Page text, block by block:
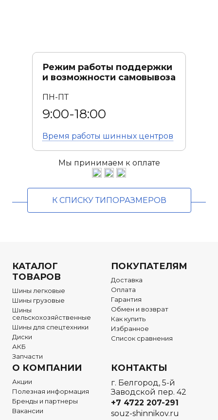
Режим работы поддержки
и возможности самовывоза
ПН-ПТ
9:00-18:00
Время работы шинных центров
Мы принимаем к оплате
К СПИСКУ ТИПОРАЗМЕРОВ
КАТАЛОГ
ТОВАРОВ
Шины легковые
Шины грузовые
Шины
сельскохозяйственные
Шины для спецтехники
Диски
АКБ
Запчасти
ПОКУПАТЕЛЯМ
Доставка
Оплата
Гарантия
Обмен и возврат
Как купить
Избранное
Список сравнения
О КОМПАНИИ
Акции
Полезная информация
Бренды и партнеры
Вакансии
КОНТАКТЫ
г. Белгород, 5-й
Заводской пер. 42
+7 4722 207-291
souz-shinnikov.ru